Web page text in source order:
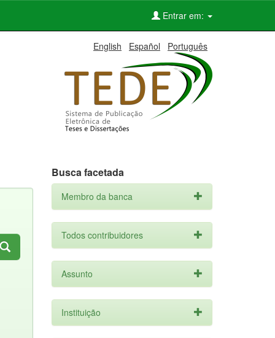
Entrar em:
English Español Português
Busca facetada
Membro da banca
Todos contribuidores
Assunto
Instituição